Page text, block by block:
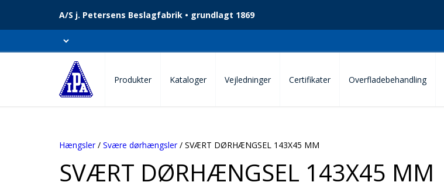
A/S j. Petersens Beslagfabrik • grundlagt 1869
Produkter Kataloger Vejledninger Certifikater Overfladebehandling
Hængsler/ Svære dørhængsler/ SVÆRT DØRHÆNGSEL 143X45 MM
SVÆRT DØRHÆNGSEL 143X45 MM